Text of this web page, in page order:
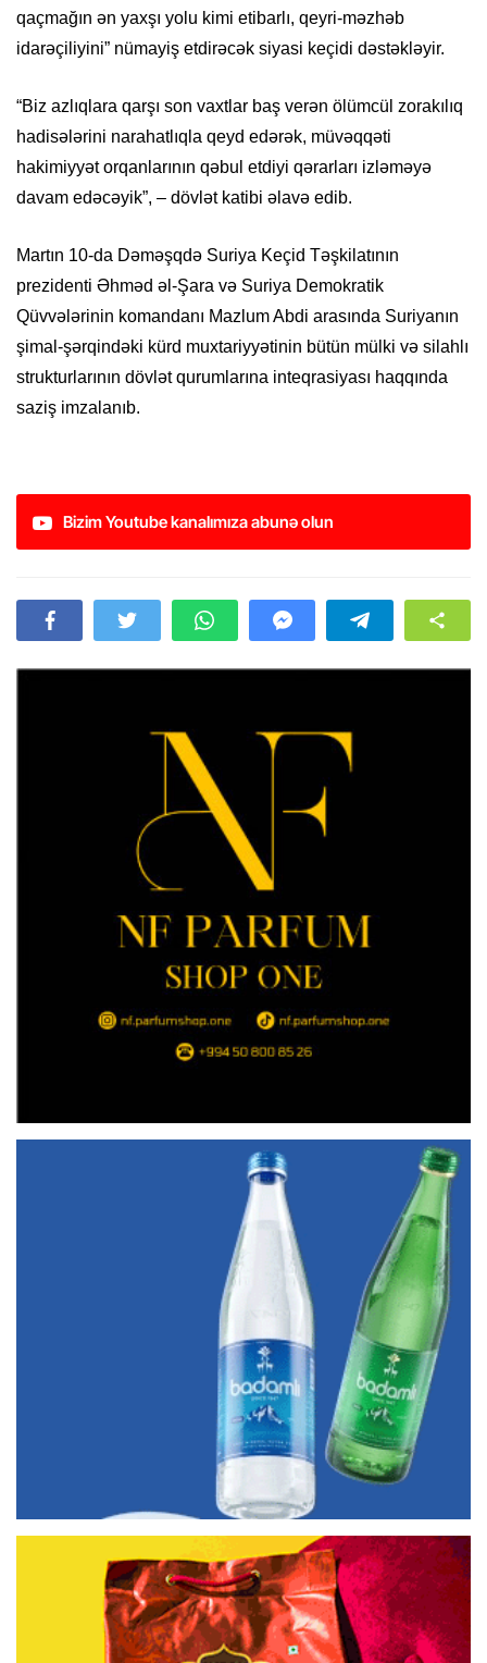
qaçmağın ən yaxşı yolu kimi etibarlı, qeyri-məzhəb
idarəçiliyini” nümayiş etdirəcək siyasi keçidi dəstəkləyir.
“Biz azlıqlara qarşı son vaxtlar baş verən ölümcül zorakılıq
hadisələrini narahatlıqla qeyd edərək, müvəqqəti
hakimiyyət orqanlarının qəbul etdiyi qərarları izləməyə
davam edəcəyik”, – dövlət katibi əlavə edib.
Martın 10-da Dəməşqdə Suriya Keçid Təşkilatının
prezidenti Əhməd əl-Şara və Suriya Demokratik
Qüvvələrinin komandanı Mazlum Abdi arasında Suriyanın
şimal-şərqindəki kürd muxtariyyətinin bütün mülki və silahlı
strukturlarının dövlət qurumlarına inteqrasiyası haqqında
saziş imzalanıb.
Bizim Youtube kanalımıza abunə olun